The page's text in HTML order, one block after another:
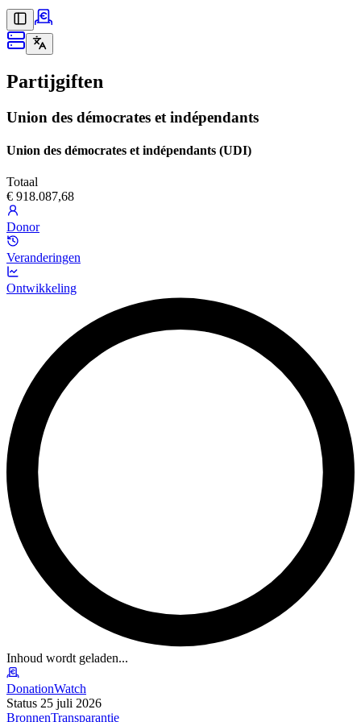
Partijgiften
Union des démocrates et indépendants
Union des démocrates et indépendants (UDI)
Totaal
€ 918.087,68
Donor
Veranderingen
Ontwikkeling
Inhoud wordt geladen...
DonationWatch
Status 25 juli 2026
BronnenTransparantie